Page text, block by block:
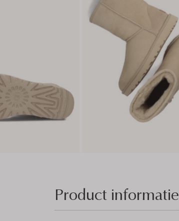
Product informatie